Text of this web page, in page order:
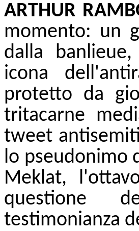
ARTHUR
momento: un
dalla
icona
protetto da
tritacarne
tweet
lo pseudonimo
Meklat,
questione
testimonianza